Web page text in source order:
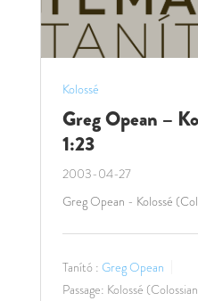
Kolossé
Greg Opean –
1:23
2003-04-27
Greg Opean - Kolossé
Tanító : Greg Opean
Passage: Kolossé